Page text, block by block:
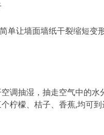
单让墙面墙纸干裂缩短变
调抽湿，抽走空气中的
柠檬、桔子、香蕉,均可到